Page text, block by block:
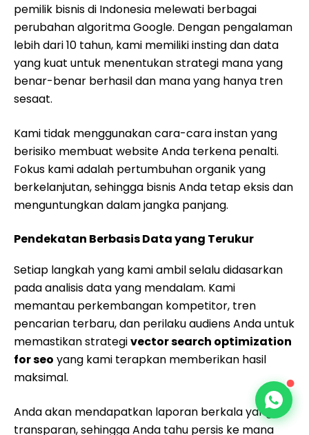
pemilik bisnis di Indonesia melewati berbagai
perubahan algoritma Google. Dengan pengalaman
lebih dari 10 tahun, kami memiliki insting dan data
yang kuat untuk menentukan strategi mana yang
benar-benar berhasil dan mana yang hanya tren
sesaat.
Kami tidak menggunakan cara-cara instan yang
berisiko membuat website Anda terkena penalti.
Fokus kami adalah pertumbuhan organik yang
berkelanjutan, sehingga bisnis Anda tetap eksis dan
menguntungkan dalam jangka panjang.
Pendekatan Berbasis Data yang Terukur
Setiap langkah yang kami ambil selalu didasarkan
pada analisis data yang mendalam. Kami
memantau perkembangan kompetitor, tren
pencarian terbaru, dan perilaku audiens Anda untuk
memastikan strategivector search optimization
for seo yang kami terapkan memberikan hasil
maksimal.
Anda akan mendapatkan laporan berkala yang
transparan, sehingga Anda tahu persis ke mana